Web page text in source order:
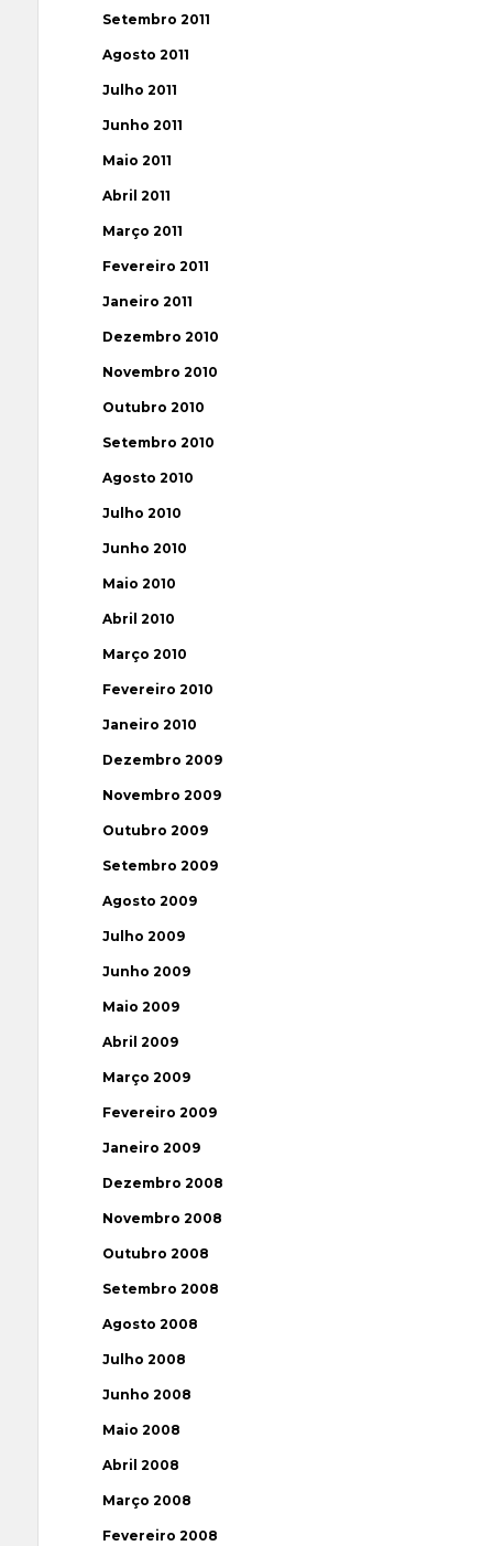
Setembro 2011
Agosto 2011
Julho 2011
Junho 2011
Maio 2011
Abril 2011
Março 2011
Fevereiro 2011
Janeiro 2011
Dezembro 2010
Novembro 2010
Outubro 2010
Setembro 2010
Agosto 2010
Julho 2010
Junho 2010
Maio 2010
Abril 2010
Março 2010
Fevereiro 2010
Janeiro 2010
Dezembro 2009
Novembro 2009
Outubro 2009
Setembro 2009
Agosto 2009
Julho 2009
Junho 2009
Maio 2009
Abril 2009
Março 2009
Fevereiro 2009
Janeiro 2009
Dezembro 2008
Novembro 2008
Outubro 2008
Setembro 2008
Agosto 2008
Julho 2008
Junho 2008
Maio 2008
Abril 2008
Março 2008
Fevereiro 2008